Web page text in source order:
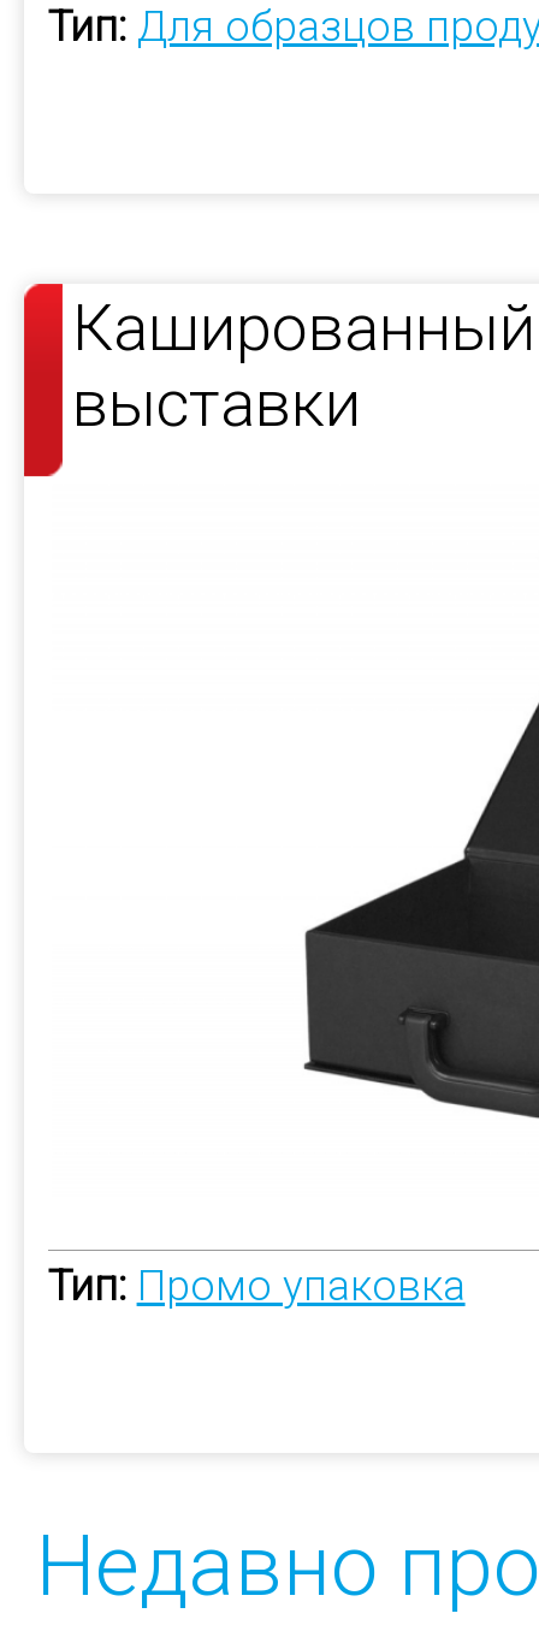
Тип: Для образцов
Кашированный
выставки
Тип: Промо упаковка
Недавно